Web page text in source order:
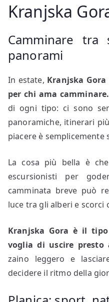
Kranjska
Camminare tra
panorami
In estate, Kranjska
per chi ama camminare.
di ogni tipo: ci sono
panoramiche, itinerari
piacere è semplicemente
La cosa più bella è
escursionisti per
camminata breve può
luce tra gli alberi e scorci
Kranjska Gora è il
voglia di uscire presto
zaino leggero e
decidere il ritmo della